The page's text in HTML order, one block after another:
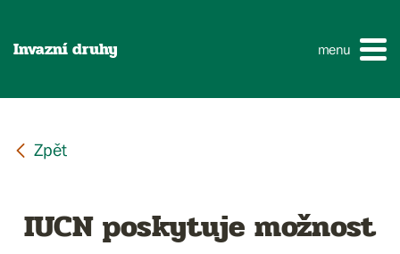
Invazní druhy menu
IUCN poskytuje možnost